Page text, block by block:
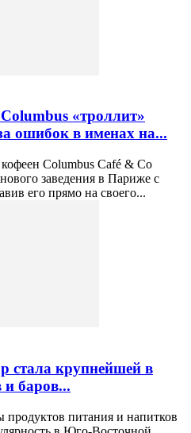
«троллит»
ошибок в именах на...
Columbus Café & Co
заведения в Париже с
его прямо на своего...
стала крупнейшей в
и баров...
продуктов питания и напитков